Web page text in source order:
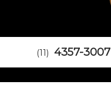
(11) 4357-3007